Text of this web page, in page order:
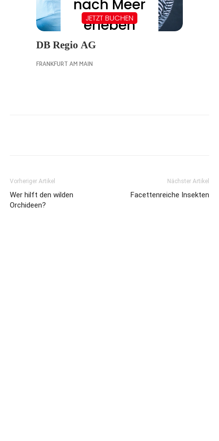
Vorheriger Artikel
Wer hilft den wilden
Orchideen?
Nächster Artikel
Facettenreiche Insekten